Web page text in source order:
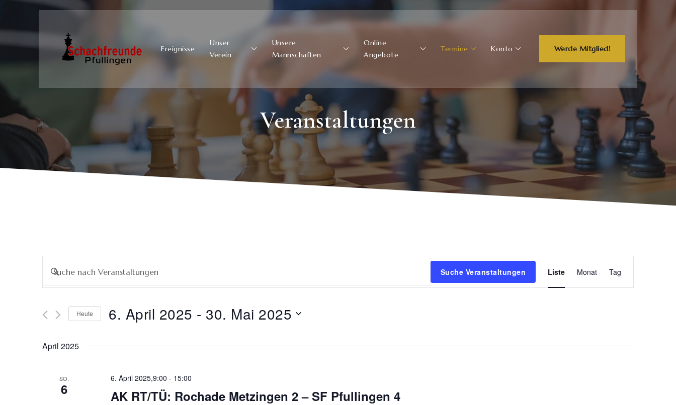
Ereignisse
Unser
Verein
Unsere
Mannschaften
Online
Angebote
Termine Konto Werde Mitglied!
Veranstaltungen
Veranstaltungen
Suche
und
Ansichten,
Navigation
Bitte
nach
Schlüsselwort.
Suche Veranstaltungen
Ansichten-
Liste Monat Tag
Heute 6. April 2025 - 30. Mai 2025
April 2025
SO.
6
6. April 2025,9:00 - 15:00
AK RT/TÜ: Rochade Metzingen 2 – SF Pfullingen 4